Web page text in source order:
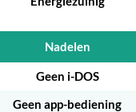
Nadelen
Geen i-DOS
Geen app-bediening